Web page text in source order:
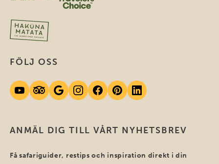
ANMÄL DIG TILL VÅRT NYHETSBREV
Få safariguider, restips och inspiration direkt i din
FÖLJ OSS